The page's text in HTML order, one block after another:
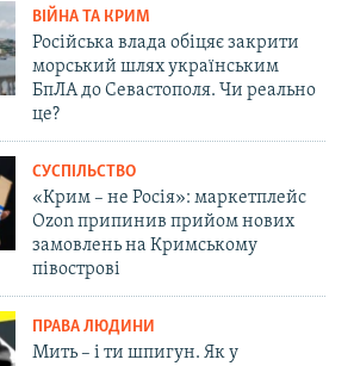
ВІЙНА ТА КРИМ
Російська влада обіцяє закрити
морський шлях українським
БпЛА до Севастополя. Чи реально
це?
СУСПІЛЬСТВО
«Крим – не Росія»: маркетплейс
Ozon припинив прийом нових
замовлень на Кримському
півострові
ПРАВА ЛЮДИНИ
Мить – і ти шпигун. Як у